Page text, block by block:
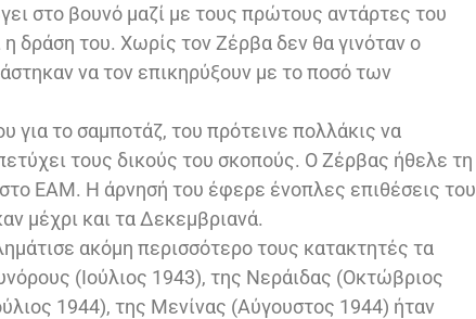
στο βουνό μαζί με τους πρώτους αντάρτες του
η δράση του. Χωρίς τον Ζέρβα δεν θα γινόταν ο
να τον επικηρύξουν με το ποσό των
για το σαμποτάζ, του πρότεινε πολλάκις να
τους δικούς του σκοπούς. Ο Ζέρβας ήθελε τη
στο ΕΑΜ. Η άρνησή του έφερε ένοπλες επιθέσεις του
μέχρι και τα Δεκεμβριανά.
ακόμη περισσότερο τους κατακτητές τα
(Ιούλιος 1943), της Νεράιδας (Οκτώβριος
1944), της Μενίνας (Αύγουστος 1944) ήταν